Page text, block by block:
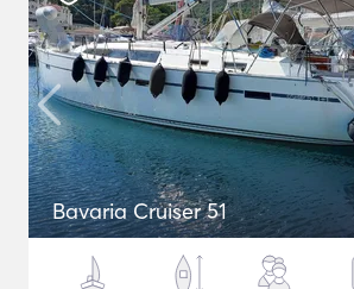
Bavaria Cruiser 51